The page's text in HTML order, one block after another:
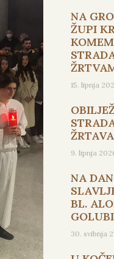
NA
ŽUPI
15. lipnja
ŽRTAVA
9. lipnja
NA
BL.
30. svibnja